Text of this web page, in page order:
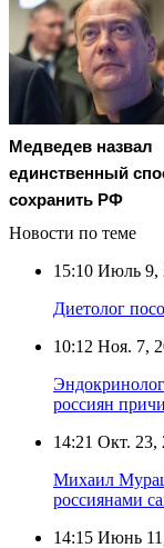
Медведев назвал
единственный
сохранить РФ
Новости по теме
15:10 Июль 9,
Диетолог
10:12 Ноя. 7,
россиян
14:21 Окт. 23,
Михаил
россиянами
14:15 Июнь